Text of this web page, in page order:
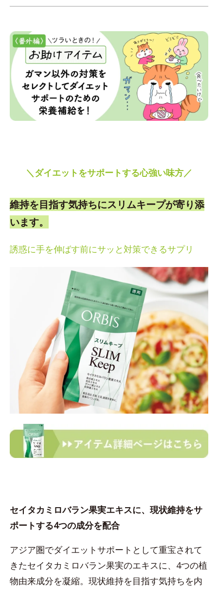
＼ダイエットをサポートする心強い味方／
維持を目指す気持ちにスリムキープが寄り添
います。
誘惑に手を伸ばす前にサッと対策できるサプリ
セイタカミロバラン果実エキスに、現状維持をサ
ポートする4つの成分を配合
アジア圏でダイエットサポートとして重宝されて
きたセイタカミロバラン果実のエキスに、4つの植
物由来成分を凝縮。現状維持を目指す気持ちを内